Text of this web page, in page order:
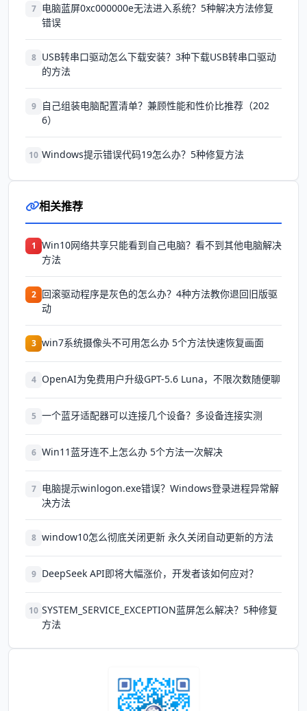
7 电脑蓝屏0xc000000e无法进入系统？5种解决方法修复
错误
8 USB转串口驱动怎么下载安装？3种下载USB转串口驱动
的方法
9
自己组装电脑配置清单？兼顾性能和性价比推荐（202
6）
10 Windows提示错误代码19怎么办？5种修复方法
相关推荐
1 Win10网络共享只能看到自己电脑？看不到其他电脑解决
方法
2 回滚驱动程序是灰色的怎么办？4种方法教你退回旧版驱
动
3 win7系统摄像头不可用怎么办 5个方法快速恢复画面
4 OpenAI为免费用户升级GPT-5.6 Luna，不限次数随便聊
5 一个蓝牙适配器可以连接几个设备？多设备连接实测
6 Win11蓝牙连不上怎么办 5个方法一次解决
7 电脑提示winlogon.exe错误？Windows登录进程异常解
决方法
8 window10怎么彻底关闭更新 永久关闭自动更新的方法
9 DeepSeek API即将大幅涨价，开发者该如何应对？
10 SYSTEM_SERVICE_EXCEPTION蓝屏怎么解决？5种修复
方法